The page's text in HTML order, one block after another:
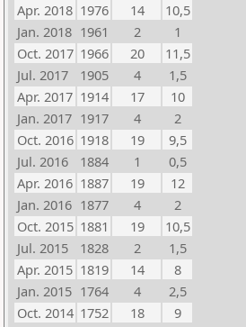
Apr. 2018 1976 14
10,5
Jan. 2018 1961 2
1
Oct. 2017 1966 20
11,5
Jul. 2017
1905 4
1,5
Apr. 2017 1914 17
10
Jan. 2017 1917 4
2
Oct. 2016 1918 19
9,5
Jul. 2016
1884 1
0,5
Apr. 2016 1887 19
12
Jan. 2016 1877 4
2
Oct. 2015 1881 19
10,5
Jul. 2015
1828 2
1,5
Apr. 2015 1819 14
8
Jan. 2015 1764 4
2,5
Oct. 2014 1752 18
9